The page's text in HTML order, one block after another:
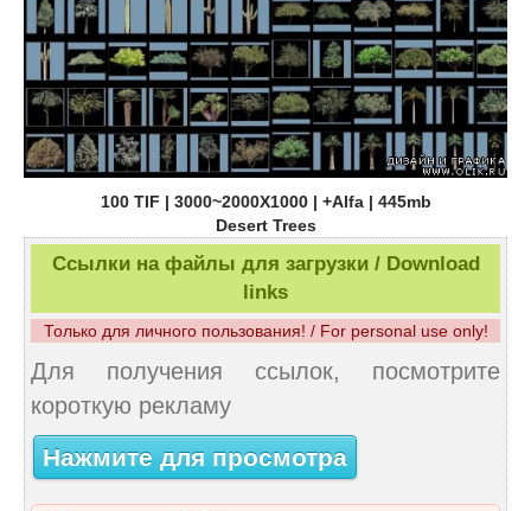
100 TIF | 3000~2000X1000 | +Alfa | 445mb
Desert Trees
Ссылки на файлы для загрузки / Download
links
Только для личного пользования! / For personal use only!
Для получения ссылок, посмотрите
короткую рекламу
Нажмите для просмотра